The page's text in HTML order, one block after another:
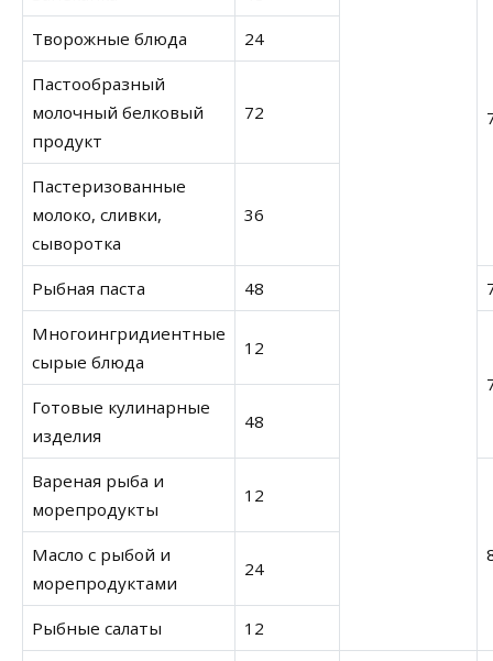
Творожные блюда 24
Пастообразный
молочный белковый
продукт
72
Пастеризованные
молоко, сливки,
сыворотка
36
Рыбная паста 48
Многоингридиентные
сырые блюда
12
Готовые кулинарные
изделия
48
Вареная рыба и
морепродукты
12
Масло с рыбой и
морепродуктами
24
Рыбные салаты 12